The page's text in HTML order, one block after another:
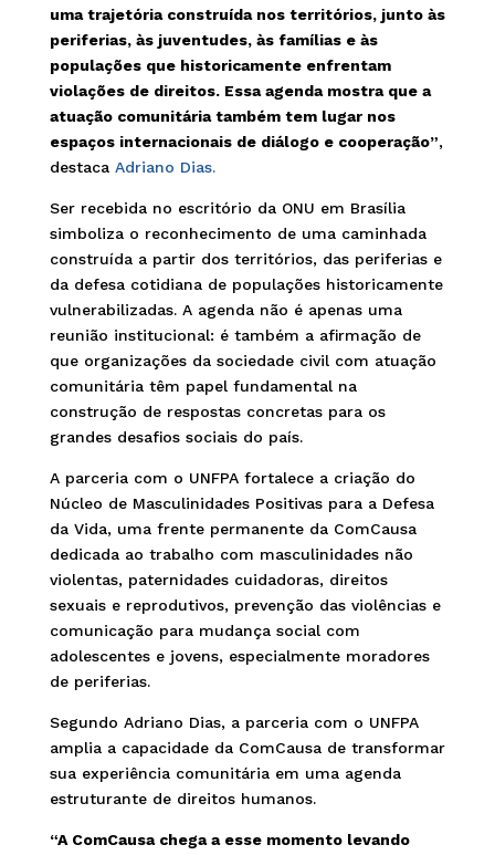
uma trajetória construída nos territórios, junto às
periferias, às juventudes, às famílias e às
populações que historicamente enfrentam
violações de direitos. Essa agenda mostra que a
atuação comunitária também tem lugar nos
espaços internacionais de diálogo e cooperação”,
destaca Adriano Dias.
Ser recebida no escritório da ONU em Brasília
simboliza o reconhecimento de uma caminhada
construída a partir dos territórios, das periferias e
da defesa cotidiana de populações historicamente
vulnerabilizadas. A agenda não é apenas uma
reunião institucional: é também a afirmação de
que organizações da sociedade civil com atuação
comunitária têm papel fundamental na
construção de respostas concretas para os
grandes desafios sociais do país.
A parceria com o UNFPA fortalece a criação do
Núcleo de Masculinidades Positivas para a Defesa
da Vida, uma frente permanente da ComCausa
dedicada ao trabalho com masculinidades não
violentas, paternidades cuidadoras, direitos
sexuais e reprodutivos, prevenção das violências e
comunicação para mudança social com
adolescentes e jovens, especialmente moradores
de periferias.
Segundo Adriano Dias, a parceria com o UNFPA
amplia a capacidade da ComCausa de transformar
sua experiência comunitária em uma agenda
estruturante de direitos humanos.
“A ComCausa chega a esse momento levando